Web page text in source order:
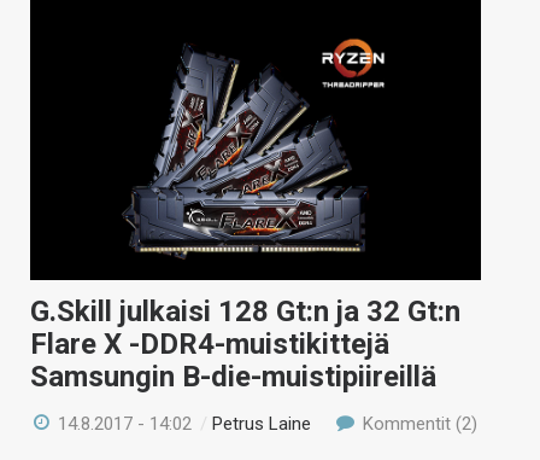
G.Skill julkaisi 128 Gt:n ja 32 Gt:n
Flare X -DDR4-muistikittejä
Samsungin B-die-muistipiireillä
14.8.2017 - 14:02 /Petrus Laine Kommentit (2)